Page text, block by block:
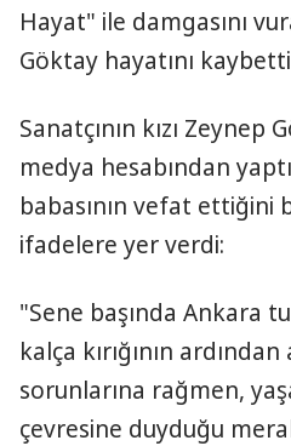
Hayat" ile damgasını
Göktay hayatını
Sanatçının kızı Zeynep
medya hesabından
babasının vefat ettiğini
ifadelere yer verdi:
"Sene başında Ankara
kalça kırığının
sorunlarına rağmen,
çevresine duyduğu